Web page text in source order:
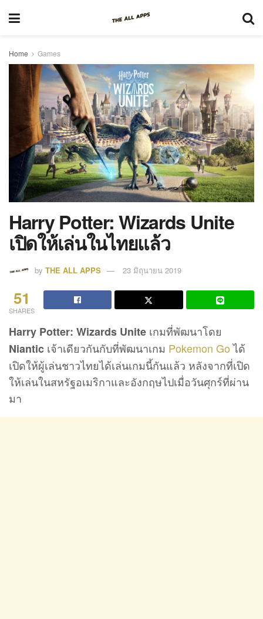
Home Games
Harry Potter: Wizards Unite
เปิดให้เล่นในไทยแล้ว
by THE ALL APPS 23 มิถุนายน 2019
51
SHARES
Harry Potter: Wizards Unite เกมที่พัฒนาโดย
Niantic เจ้าเดียวกันกับที่พัฒนาเกม Pokemon Goได้
เปิดให้ผู้เล่นชาวไทยได้เล่นเกมนี้กันแล้ว หลังจากที่เปิด
ให้เล่นในสหรัฐอเมริกาและอังกฤษไปเมื่อวันศุกร์ที่ผ่าน
มา